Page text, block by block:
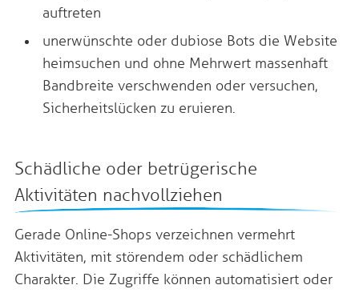
auftreten
unerwünschte oder dubiose Bots die Website
heimsuchen und ohne Mehrwert massenhaft
Bandbreite verschwenden oder versuchen,
Sicherheitslücken zu eruieren.
Schädliche oder betrügerische
Aktivitäten nachvollziehen
Gerade Online-Shops verzeichnen vermehrt
Aktivitäten, mit störendem oder schädlichem
Charakter. Die Zugriffe können automatisiert oder